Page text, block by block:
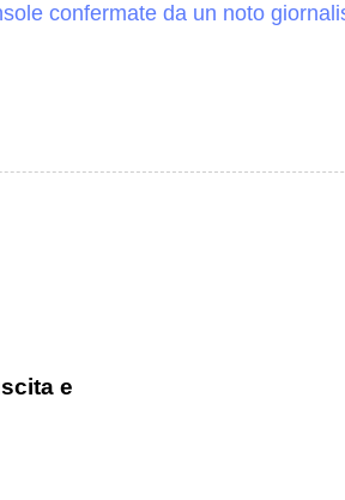
confermate da un noto
e